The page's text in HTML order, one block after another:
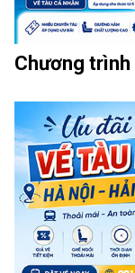
Chương